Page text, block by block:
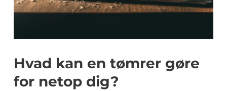
Hvad kan en tømrer gøre
for netop dig?